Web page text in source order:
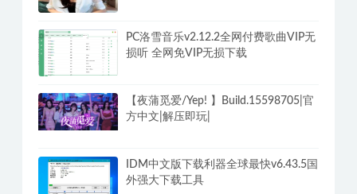
PC洛雪音乐v2.12.2全网付费歌曲VIP无
损听 全网免VIP无损下载
【夜蒲觅爱/Yep! 】Build.15598705|官
方中文|解压即玩|
IDM中文版下载利器全球最快v6.43.5国
外强大下载工具